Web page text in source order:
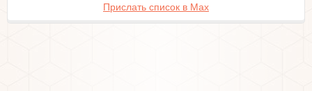
Прислать список в Max